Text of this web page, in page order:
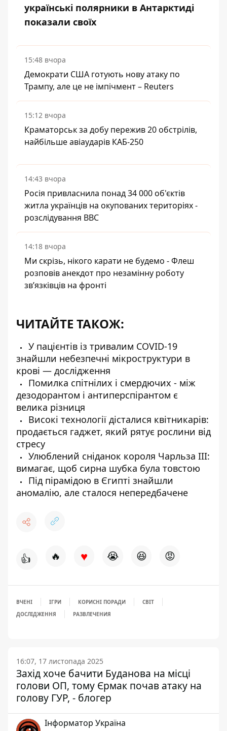
українські полярники в Антарктиді
показали своїх
15:48 вчора
Демократи США готують нову атаку по
Трампу, але це не імпічмент – Reuters
15:12 вчора
Краматорськ за добу пережив 20 обстрілів,
найбільше авіаударів КАБ-250
14:43 вчора
Росія привласнила понад 34 000 об'єктів
житла українців на окупованих територіях -
розслідування BBC
14:18 вчора
Ми скрізь, нікого карати не будемо - Флеш
розповів анекдот про незамінну роботу
зв’язківців на фронті
ЧИТАЙТЕ ТАКОЖ:
У пацієнтів із тривалим COVID-19
знайшли небезпечні мікроструктури в
крові — дослідження
Помилка спітнілих і смердючих - між
дезодорантом і антиперспірантом є
велика різниця
Високі технології дісталися квітникарів:
продається гаджет, який рятує рослини від
стресу
Улюблений сніданок короля Чарльза III:
вимагає, щоб сирна шубка була товстою
Під пірамідою в Єгипті знайшли
аномалію, але сталося непередбачене
👍 🔥 ♥ 😭 😆 😡
ВЧЕНІ ІГРИ КОРИСНІ ПОРАДИ
СВІТ
ДОСЛІДЖЕННЯ
РАЗВЛЕЧЕНИЯ
16:07, 17 листопада 2025
Захід хоче бачити Буданова на місці
голови ОП, тому Єрмак почав атаку на
голову ГУР, - блогер
Інформатор Україна